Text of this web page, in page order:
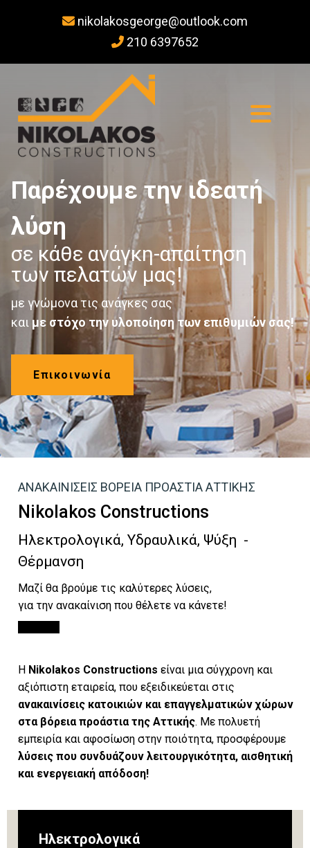
 nikolakosgeorge@outlook.com
 210 6397652
Παρέχουμε την ιδεατή
λύση
σε κάθε ανάγκη-απαίτηση
των πελατών μας!
με γνώμονα τις ανάγκες σας
και με στόχο την υλοποίηση των επιθυμιών σας!
Eπικοινωνία
ΑΝΑΚΑΙΝΙΣΕΙΣ ΒΟΡΕΙΑ ΠΡΟΑΣΤΙΑ ΑΤΤΙΚΗΣ
Nikolakos Constructions
Ηλεκτρολογικά, Υδραυλικά, Ψύξη -
Θέρμανση
Μαζί θα βρούμε τις καλύτερες λύσεις,
για την ανακαίνιση που θέλετε να κάνετε!
Η Nikolakos Constructions είναι μια σύγχρονη και
αξιόπιστη εταιρεία, που εξειδικεύεται στις
ανακαινίσεις κατοικιών και επαγγελματικών χώρων
στα βόρεια προάστια της Αττικής. Με πολυετή
εμπειρία και αφοσίωση στην ποιότητα, προσφέρουμε
λύσεις που συνδυάζουν λειτουργικότητα, αισθητική
και ενεργειακή απόδοση!
Ηλεκτρολογικά